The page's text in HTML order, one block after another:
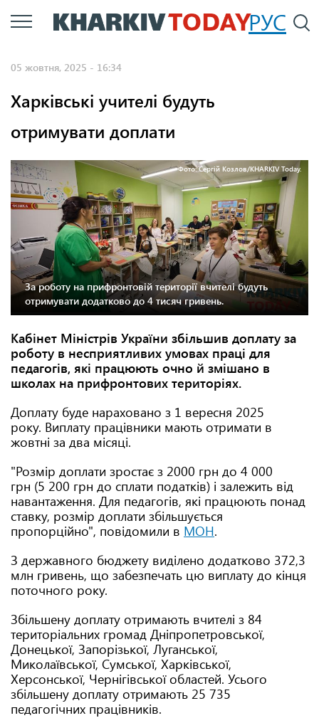
Перейти
до
РУС
05 жовтня, 2025 - 16:34
Харківські учителі будуть
отримувати доплати
Фото: Сергій Козлов/KHARKIV Today.
За роботу на прифронтовій території вчителі будуть
отримувати додатково до 4 тисяч гривень.
Кабінет Міністрів України збільшив доплату за
роботу в несприятливих умовах праці для
педагогів, які працюють очно й змішано в
школах на прифронтових територіях.
Доплату буде нараховано з 1 вересня 2025
року. Виплату працівники мають отримати в
жовтні за два місяці.
"Розмір доплати зростає з 2000 грн до 4 000
грн (5 200 грн до сплати податків) і залежить від
навантаження. Для педагогів, які працюють понад
ставку, розмір доплати збільшується
пропорційно", повідомили в МОН.
З державного бюджету виділено додатково 372,3
млн гривень, що забезпечать цю виплату до кінця
поточного року.
Збільшену доплату отримають вчителі з 84
територіальних громад Дніпропетровської,
Донецької, Запорізької, Луганської,
Миколаївської, Сумської, Харківської,
Херсонської, Чернігівської областей. Усього
збільшену доплату отримають 25 735
педагогічних працівників.